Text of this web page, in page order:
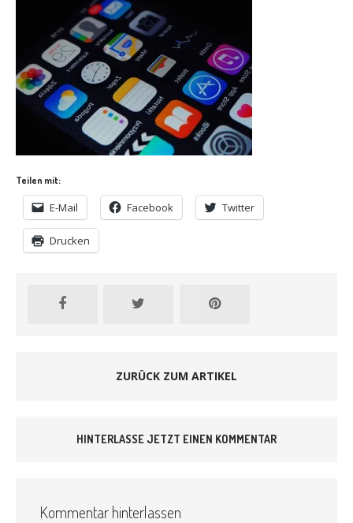
Teilen mit:
E-Mail Facebook Twitter
Drucken
ZURÜCK ZUM ARTIKEL
HINTERLASSE JETZT EINEN KOMMENTAR
Kommentar hinterlassen